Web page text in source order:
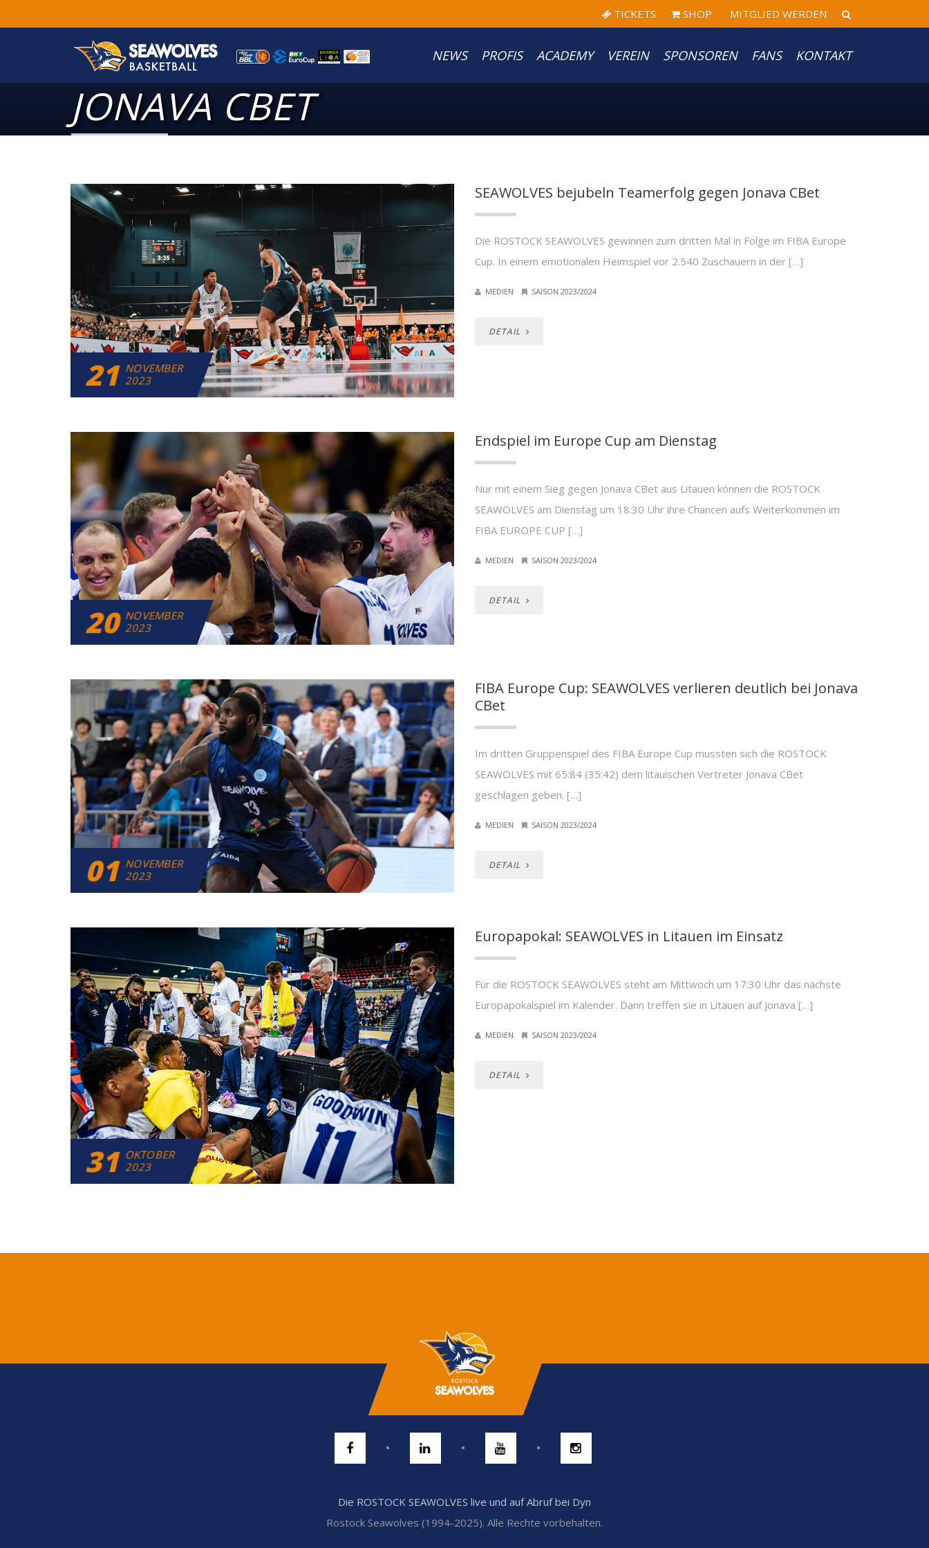
TICKETS SHOP MITGLIED WERDEN
NEWS PROFIS ACADEMY VEREIN SPONSOREN FANS KONTAKT
JONAVA CBET
21 NOVEMBER
2023
SEAWOLVES bejubeln Teamerfolg gegen Jonava CBet
Die ROSTOCK SEAWOLVES gewinnen zum dritten Mal in Folge im FIBA Europe
Cup. In einem emotionalen Heimspiel vor 2.540 Zuschauern in der […]
MEDIEN SAISON 2023/2024
DETAIL
20 NOVEMBER
2023
Endspiel im Europe Cup am Dienstag
Nur mit einem Sieg gegen Jonava CBet aus Litauen können die ROSTOCK
SEAWOLVES am Dienstag um 18:30 Uhr ihre Chancen aufs Weiterkommen im
FIBA EUROPE CUP […]
MEDIEN SAISON 2023/2024
DETAIL
01 NOVEMBER
2023
FIBA Europe Cup: SEAWOLVES verlieren deutlich bei Jonava
CBet
Im dritten Gruppenspiel des FIBA Europe Cup mussten sich die ROSTOCK
SEAWOLVES mit 65:84 (35:42) dem litauischen Vertreter Jonava CBet
geschlagen geben. […]
MEDIEN SAISON 2023/2024
DETAIL
31 OKTOBER
2023
Europapokal: SEAWOLVES in Litauen im Einsatz
Für die ROSTOCK SEAWOLVES steht am Mittwoch um 17:30 Uhr das nächste
Europapokalspiel im Kalender. Dann treffen sie in Litauen auf Jonava […]
MEDIEN SAISON 2023/2024
DETAIL
Die ROSTOCK SEAWOLVES live und auf Abruf bei Dyn
Rostock Seawolves (1994-2025). Alle Rechte vorbehalten.